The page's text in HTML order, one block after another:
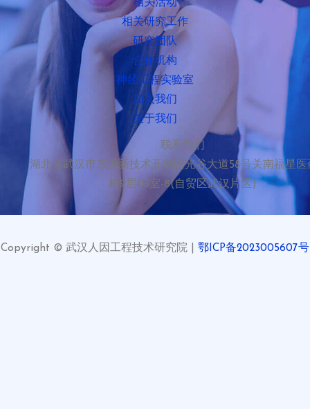
相关活动
相关研究工作
研究团队
合作机构
神经工程实验室
加入我们
关于我们
联系我们
湖北省武汉市东湖新技术开发区光谷大道58号关南福星医
栋9层03室-8(自贸区武汉片区)
Copyright © 武汉人因工程技术研究院 | 鄂ICP备2023005607号